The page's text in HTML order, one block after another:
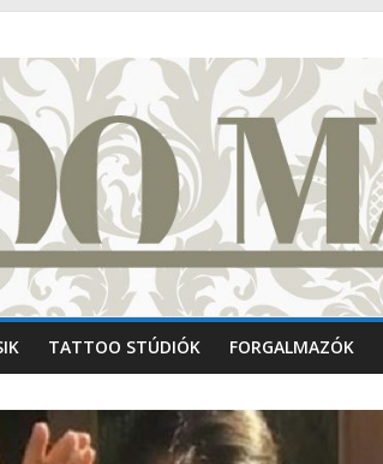
TATTOO STÚDIÓK FORGALMAZÓK